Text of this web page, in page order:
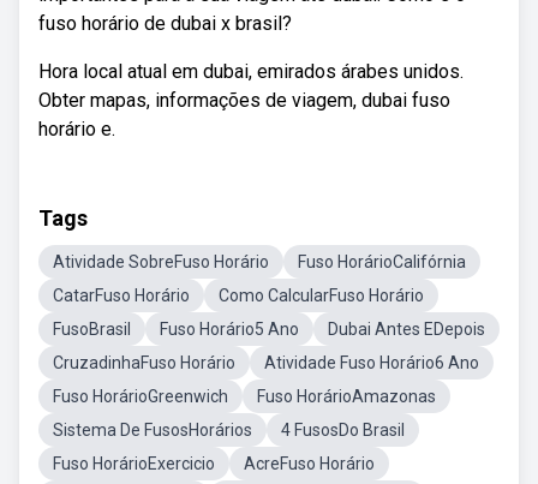
fuso horário de dubai x brasil?
Hora local atual em dubai, emirados árabes unidos.
Obter mapas, informações de viagem, dubai fuso
horário e.
Tags
Atividade SobreFuso Horário
Fuso HorárioCalifórnia
CatarFuso Horário
Como CalcularFuso Horário
FusoBrasil
Fuso Horário5 Ano
Dubai Antes EDepois
CruzadinhaFuso Horário
Atividade Fuso Horário6 Ano
Fuso HorárioGreenwich
Fuso HorárioAmazonas
Sistema De FusosHorários
4 FusosDo Brasil
Fuso HorárioExercicio
AcreFuso Horário